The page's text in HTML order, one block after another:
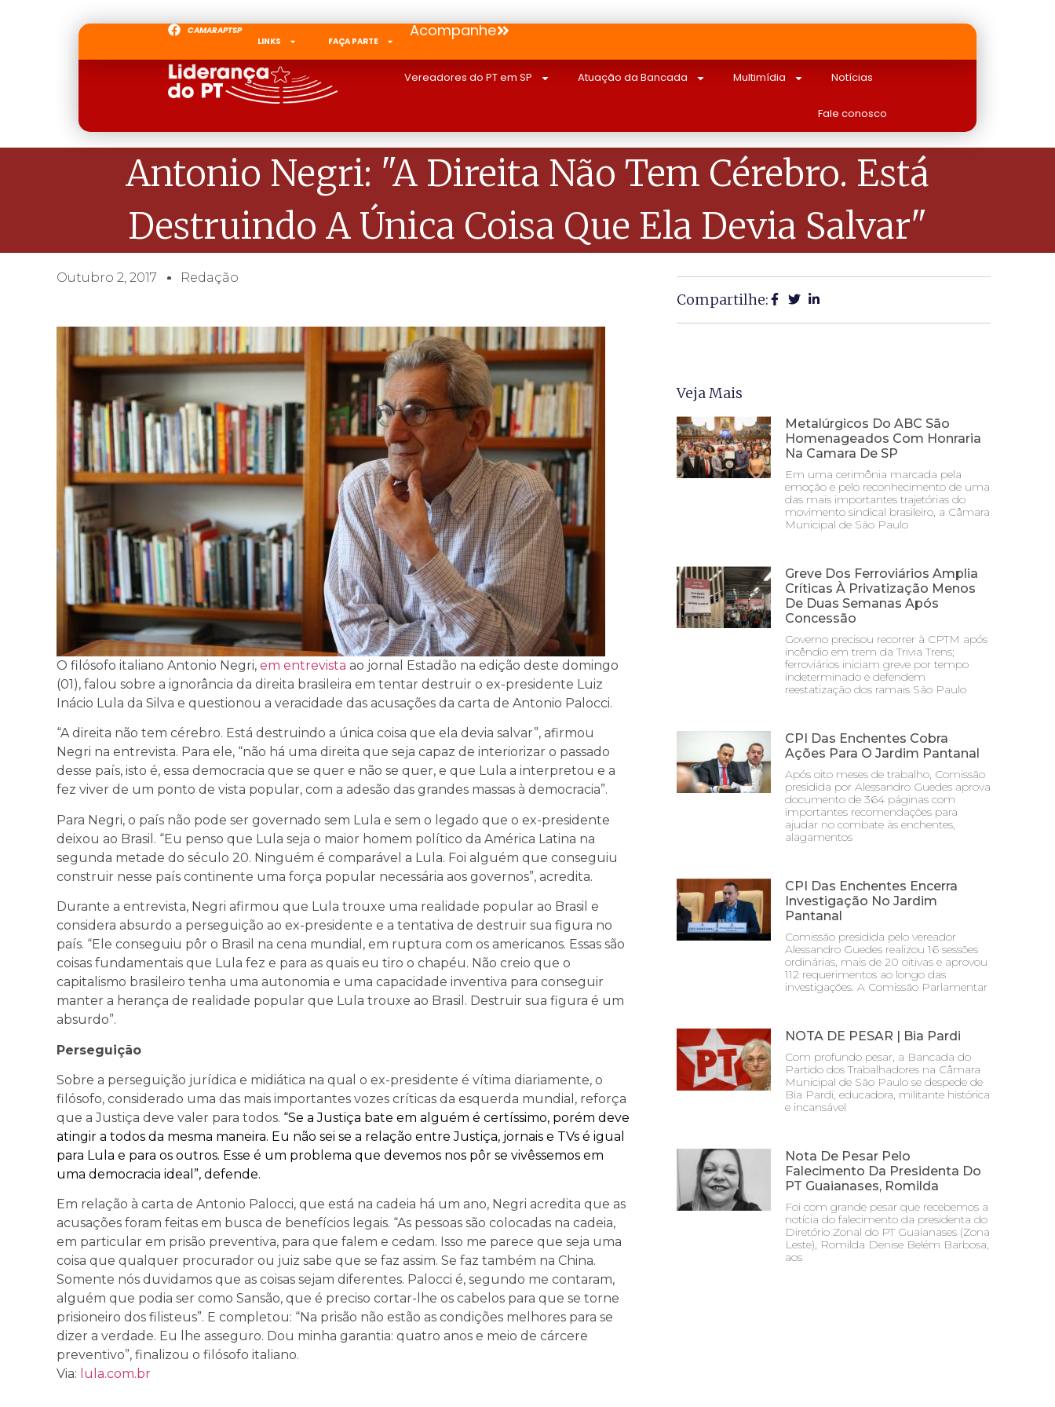
CAMARAPTSP
LINKS
FAÇA PARTE
Acompanhe
Vereadores do PT em SP Atuação da Bancada Multimídia Notícias
Fale conosco
Antonio Negri: "A Direita Não Tem Cérebro. Está
Destruindo A Única Coisa Que Ela Devia Salvar"
Outubro 2, 2017 Redação
O filósofo italiano Antonio Negri, em entrevista ao jornal Estadão na edição deste domingo
(01), falou sobre a ignorância da direita brasileira em tentar destruir o ex-presidente Luiz
Inácio Lula da Silva e questionou a veracidade das acusações da carta de Antonio Palocci.
“A direita não tem cérebro. Está destruindo a única coisa que ela devia salvar”, afirmou
Negri na entrevista. Para ele, “não há uma direita que seja capaz de interiorizar o passado
desse país, isto é, essa democracia que se quer e não se quer, e que Lula a interpretou e a
fez viver de um ponto de vista popular, com a adesão das grandes massas à democracia”.
Para Negri, o país não pode ser governado sem Lula e sem o legado que o ex-presidente
deixou ao Brasil. “Eu penso que Lula seja o maior homem político da América Latina na
segunda metade do século 20. Ninguém é comparável a Lula. Foi alguém que conseguiu
construir nesse país continente uma força popular necessária aos governos”, acredita.
Durante a entrevista, Negri afirmou que Lula trouxe uma realidade popular ao Brasil e
considera absurdo a perseguição ao ex-presidente e a tentativa de destruir sua figura no
país. “Ele conseguiu pôr o Brasil na cena mundial, em ruptura com os americanos. Essas são
coisas fundamentais que Lula fez e para as quais eu tiro o chapéu. Não creio que o
capitalismo brasileiro tenha uma autonomia e uma capacidade inventiva para conseguir
manter a herança de realidade popular que Lula trouxe ao Brasil. Destruir sua figura é um
absurdo”.
Perseguição
Sobre a perseguição jurídica e midiática na qual o ex-presidente é vítima diariamente, o
filósofo, considerado uma das mais importantes vozes críticas da esquerda mundial, reforça
que a Justiça deve valer para todos. “Se a Justiça bate em alguém é certíssimo, porém deve
atingir a todos da mesma maneira. Eu não sei se a relação entre Justiça, jornais e TVs é igual
para Lula e para os outros. Esse é um problema que devemos nos pôr se vivêssemos em
uma democracia ideal”, defende.
Em relação à carta de Antonio Palocci, que está na cadeia há um ano, Negri acredita que as
acusações foram feitas em busca de benefícios legais. “As pessoas são colocadas na cadeia,
em particular em prisão preventiva, para que falem e cedam. Isso me parece que seja uma
coisa que qualquer procurador ou juiz sabe que se faz assim. Se faz também na China.
Somente nós duvidamos que as coisas sejam diferentes. Palocci é, segundo me contaram,
alguém que podia ser como Sansão, que é preciso cortar-lhe os cabelos para que se torne
prisioneiro dos filisteus”. E completou: “Na prisão não estão as condições melhores para se
dizer a verdade. Eu lhe asseguro. Dou minha garantia: quatro anos e meio de cárcere
preventivo”, finalizou o filósofo italiano.
Via: lula.com.br
Compartilhe:
Veja Mais
Metalúrgicos Do ABC São
Homenageados Com Honraria
Na Camara De SP
Em uma cerimônia marcada pela
emoção e pelo reconhecimento de uma
das mais importantes trajetórias do
movimento sindical brasileiro, a Câmara
Municipal de São Paulo
Greve Dos Ferroviários Amplia
Críticas À Privatização Menos
De Duas Semanas Após
Concessão
Governo precisou recorrer à CPTM após
incêndio em trem da Trivia Trens;
ferroviários iniciam greve por tempo
indeterminado e defendem
reestatização dos ramais São Paulo
CPI Das Enchentes Cobra
Ações Para O Jardim Pantanal
Após oito meses de trabalho, Comissão
presidida por Alessandro Guedes aprova
documento de 364 páginas com
importantes recomendações para
ajudar no combate às enchentes,
alagamentos
CPI Das Enchentes Encerra
Investigação No Jardim
Pantanal
Comissão presidida pelo vereador
Alessandro Guedes realizou 16 sessões
ordinárias, mais de 20 oitivas e aprovou
112 requerimentos ao longo das
investigações. A Comissão Parlamentar
NOTA DE PESAR | Bia Pardi
Com profundo pesar, a Bancada do
Partido dos Trabalhadores na Câmara
Municipal de São Paulo se despede de
Bia Pardi, educadora, militante histórica
e incansável
Nota De Pesar Pelo
Falecimento Da Presidenta Do
PT Guaianases, Romilda
Foi com grande pesar que recebemos a
notícia do falecimento da presidenta do
Diretório Zonal do PT Guaianases (Zona
Leste), Romilda Denise Belém Barbosa,
aos